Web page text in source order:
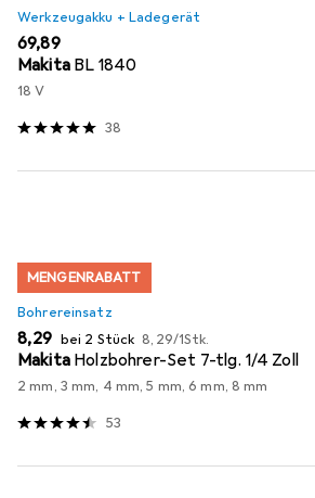
Werkzeugakku + Ladegerät
EUR
69,89
Makita BL 1840
18 V
38
MENGENRABATT
Bohrereinsatz
EUR
8,29 bei 2 Stück EUR
8,29/1Stk.
Makita Holzbohrer-Set 7-tlg. 1/4 Zoll
2 mm, 3 mm, 4 mm, 5 mm, 6 mm, 8 mm
53